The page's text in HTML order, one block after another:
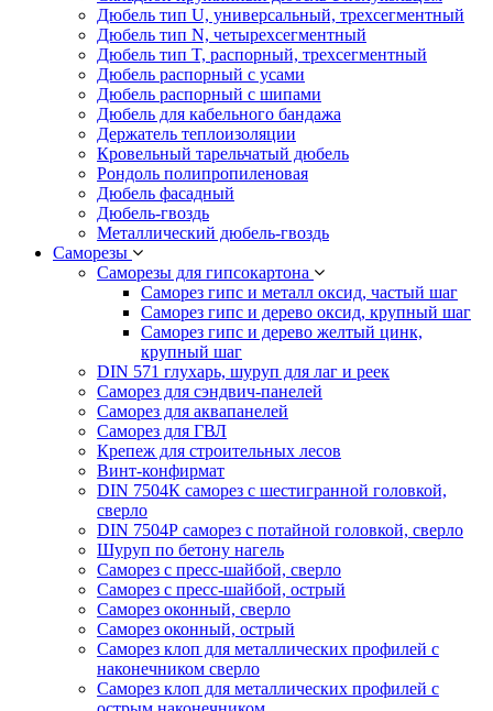
Дюбель тип U, универсальный, трехсегментный
Дюбель тип N, четырехсегментный
Дюбель тип T, распорный, трехсегментный
Дюбель распорный с усами
Дюбель распорный с шипами
Дюбель для кабельного бандажа
Держатель теплоизоляции
Кровельный тарельчатый дюбель
Рондоль полипропиленовая
Дюбель фасадный
Дюбель-гвоздь
Металлический дюбель-гвоздь
Саморезы
Саморезы для гипсокартона
Саморез гипс и металл оксид, частый шаг
Саморез гипс и дерево оксид, крупный шаг
Саморез гипс и дерево желтый цинк,
крупный шаг
DIN 571 глухарь, шуруп для лаг и реек
Саморез для сэндвич-панелей
Саморез для аквапанелей
Саморез для ГВЛ
Крепеж для строительных лесов
Винт-конфирмат
DIN 7504К саморез с шестигранной головкой,
сверло
DIN 7504Р саморез с потайной головкой, сверло
Шуруп по бетону нагель
Саморез с пресс-шайбой, сверло
Саморез с пресс-шайбой, острый
Саморез оконный, сверло
Саморез оконный, острый
Саморез клоп для металлических профилей с
наконечником сверло
Саморез клоп для металлических профилей с